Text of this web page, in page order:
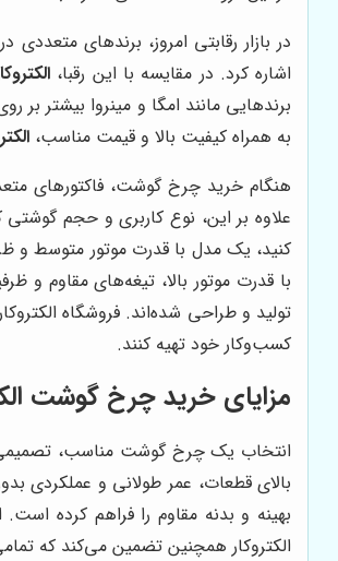
در بازار رقابتی امروز، برندهای
اشاره کرد. در مقایسه با این رقبا،
برندهایی مانند امگا و مینروا بیشتر
به همراه کیفیت بالا و قیمت مناسب،
هنگام خرید چرخ گوشت، فاکتورهای
علاوه بر این، نوع کاربری و حجم
کنید، یک مدل با قدرت موتور متوسط و
با قدرت موتور بالا، تیغه‌های مقاوم
تولید و طراحی شده‌اند. فروشگاه
کسب‌وکار خود تهیه کنند.
مزایای خرید چرخ گوشت
انتخاب یک چرخ گوشت مناسب،
بالای قطعات، عمر طولانی و عملکردی
بهینه و بدنه مقاوم را فراهم کرده
الکتروکار همچنین تضمین می‌کند که